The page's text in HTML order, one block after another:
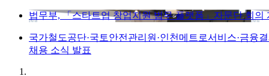
법무부, 「스타트업 창업지원 법무 플랫폼」자문단 회의
국가철도공단·국토안전관리원·인천메트로서비스·금융
채용 소식 발표